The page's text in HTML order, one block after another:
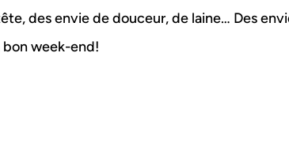
des envie de douceur, de laine… Des
week-end!